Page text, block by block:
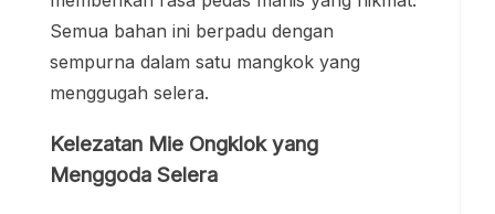
Semua bahan ini berpadu dengan
sempurna dalam satu mangkok yang
menggugah selera.
Kelezatan Mie Ongklok yang
Menggoda Selera